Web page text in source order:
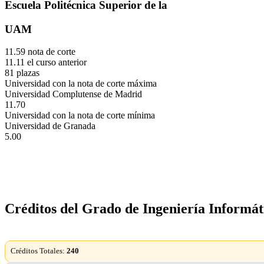
Escuela Politécnica Superior de la
UAM
11.59 nota de corte
11.11 el curso anterior
81 plazas
Universidad con la nota de corte máxima
Universidad Complutense de Madrid
11.70
Universidad con la nota de corte mínima
Universidad de Granada
5.00
Créditos del Grado de Ingeniería
Créditos Totales: 240